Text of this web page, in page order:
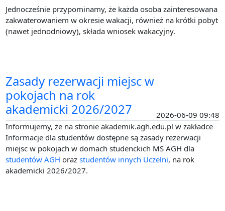
Jednocześnie przypominamy, że każda osoba zainteresowana
zakwaterowaniem w okresie wakacji, również na krótki pobyt
(nawet jednodniowy), składa wniosek wakacyjny.
Zasady rezerwacji miejsc w
pokojach na rok
akademicki 2026/2027
2026-06-09 09:48
Informujemy, że na stronie akademik.agh.edu.pl w zakładce
Informacje dla studentów dostępne są zasady rezerwacji
miejsc w pokojach w domach studenckich MS AGH dla
studentów AGH orazstudentów innych Uczelni, na rok
akademicki 2026/2027.